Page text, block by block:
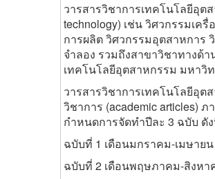
วารสารวิชาการเทคโนโลยีอุต
technology) เช่น วิศวกรรมเค
การผลิต วิศวกรรมอุตสาหการ
จำลอง รวมถึงสาขาวิชาทางด้
เทคโนโลยีอุตสาหกรรม มหาวิ
วารสารวิชาการเทคโนโลยีอุต
วิชาการ (academic articles)
กำหนดการจัดทำปีละ 3 ฉบับ ดั
ฉบับที่ 1 เดือนมกราคม-เมษาย
ฉบับที่ 2 เดือนพฤษภาคม-สิงห